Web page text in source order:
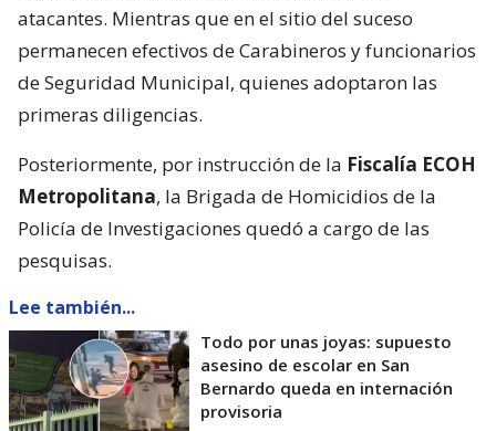
atacantes. Mientras que en el sitio del suceso
permanecen efectivos de Carabineros y funcionarios
de Seguridad Municipal, quienes adoptaron las
primeras diligencias.
Posteriormente, por instrucción de la Fiscalía ECOH
Metropolitana, la Brigada de Homicidios de la
Policía de Investigaciones quedó a cargo de las
pesquisas.
Lee también...
Todo por unas joyas: supuesto
asesino de escolar en San
Bernardo queda en internación
provisoria